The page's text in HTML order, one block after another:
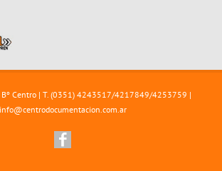
Bº Centro | T. (0351) 4243517/4217849/4253759 |
info@centrodocumentacion.com.ar